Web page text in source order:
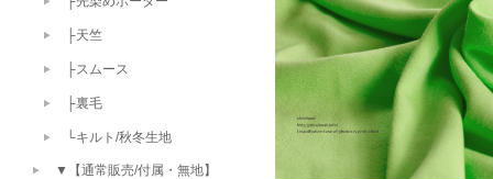
├天竺
├スムース
├裏毛
└キルト/秋冬生地
▼【通常販売/付属・無地】